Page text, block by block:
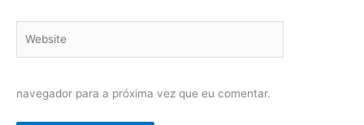
navegador para a próxima vez que eu comentar.